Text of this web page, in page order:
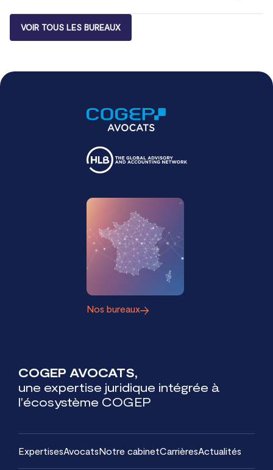
VOIR TOUS LES BUREAUX
Nos bureaux
COGEP AVOCATS,
une expertise juridique intégrée à
l'écosystème COGEP
ExpertisesAvocatsNotre cabinetCarrièresActualités